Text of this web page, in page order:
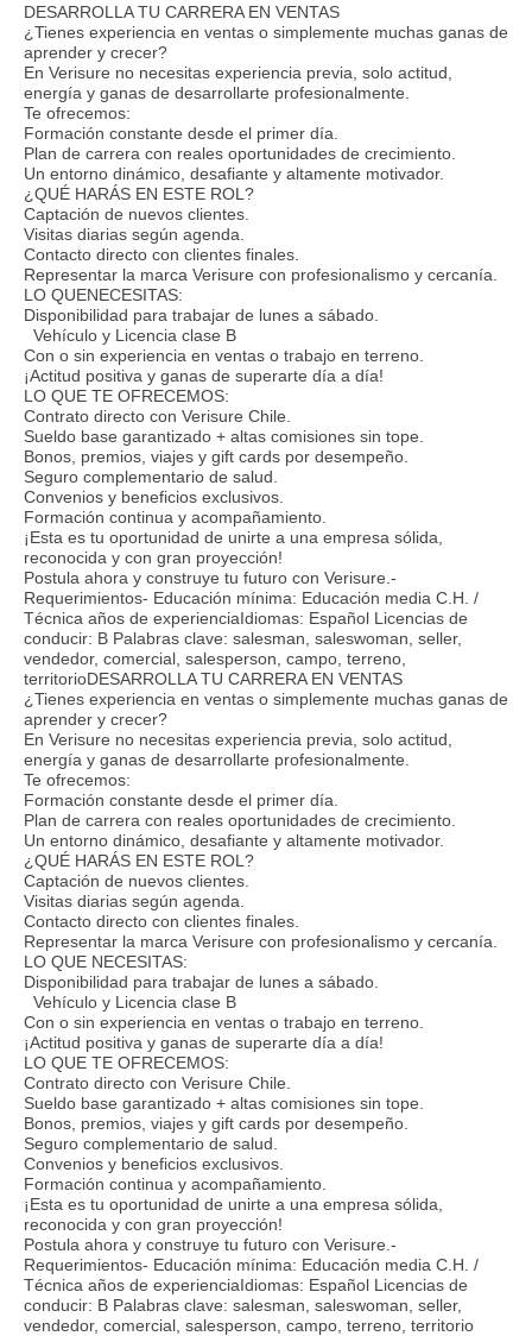
DESARROLLA TU CARRERA EN VENTAS
¿Tienes experiencia en ventas o simplemente muchas ganas de
aprender y crecer?
En Verisure no necesitas experiencia previa, solo actitud,
energía y ganas de desarrollarte profesionalmente.
Te ofrecemos:
Formación constante desde el primer día.
Plan de carrera con reales oportunidades de crecimiento.
Un entorno dinámico, desafiante y altamente motivador.
¿QUÉ HARÁS EN ESTE ROL?
Captación de nuevos clientes.
Visitas diarias según agenda.
Contacto directo con clientes finales.
Representar la marca Verisure con profesionalismo y cercanía.
LO QUENECESITAS:
Disponibilidad para trabajar de lunes a sábado.
Vehículo y Licencia clase B
Con o sin experiencia en ventas o trabajo en terreno.
¡Actitud positiva y ganas de superarte día a día!
LO QUE TE OFRECEMOS:
Contrato directo con Verisure Chile.
Sueldo base garantizado + altas comisiones sin tope.
Bonos, premios, viajes y gift cards por desempeño.
Seguro complementario de salud.
Convenios y beneficios exclusivos.
Formación continua y acompañamiento.
¡Esta es tu oportunidad de unirte a una empresa sólida,
reconocida y con gran proyección!
Postula ahora y construye tu futuro con Verisure.-
Requerimientos- Educación mínima: Educación media C.H. /
Técnica años de experienciaIdiomas: Español Licencias de
conducir: B Palabras clave: salesman, saleswoman, seller,
vendedor, comercial, salesperson, campo, terreno,
territorioDESARROLLA TU CARRERA EN VENTAS
¿Tienes experiencia en ventas o simplemente muchas ganas de
aprender y crecer?
En Verisure no necesitas experiencia previa, solo actitud,
energía y ganas de desarrollarte profesionalmente.
Te ofrecemos:
Formación constante desde el primer día.
Plan de carrera con reales oportunidades de crecimiento.
Un entorno dinámico, desafiante y altamente motivador.
¿QUÉ HARÁS EN ESTE ROL?
Captación de nuevos clientes.
Visitas diarias según agenda.
Contacto directo con clientes finales.
Representar la marca Verisure con profesionalismo y cercanía.
LO QUE NECESITAS:
Disponibilidad para trabajar de lunes a sábado.
Vehículo y Licencia clase B
Con o sin experiencia en ventas o trabajo en terreno.
¡Actitud positiva y ganas de superarte día a día!
LO QUE TE OFRECEMOS:
Contrato directo con Verisure Chile.
Sueldo base garantizado + altas comisiones sin tope.
Bonos, premios, viajes y gift cards por desempeño.
Seguro complementario de salud.
Convenios y beneficios exclusivos.
Formación continua y acompañamiento.
¡Esta es tu oportunidad de unirte a una empresa sólida,
reconocida y con gran proyección!
Postula ahora y construye tu futuro con Verisure.-
Requerimientos- Educación mínima: Educación media C.H. /
Técnica años de experienciaIdiomas: Español Licencias de
conducir: B Palabras clave: salesman, saleswoman, seller,
vendedor, comercial, salesperson, campo, terreno, territorio